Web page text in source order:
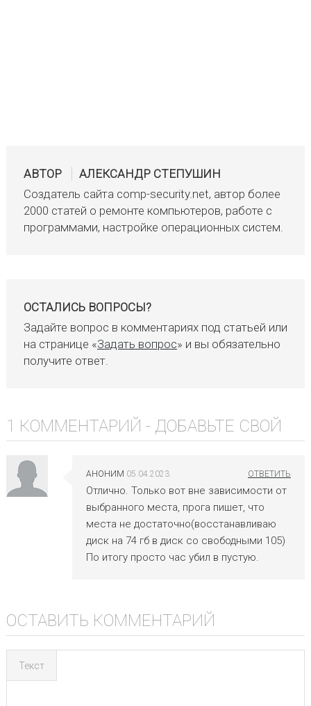
АВТОР
АЛЕКСАНДР СТЕПУШИН
Создатель сайта comp-security.net, автор более
2000 статей о ремонте компьютеров, работе с
программами, настройке операционных систем.
ОСТАЛИСЬ ВОПРОСЫ?
Задайте вопрос в комментариях под статьей или
на странице «Задать вопрос» и вы обязательно
получите ответ.
1 КОММЕНТАРИЙ - ДОБАВЬТЕ СВОЙ
АНОНИМ 05.04.2023
Отлично. Только вот вне зависимости от
выбранного места, прога пишет, что
места не достаточно(восстанавливаю
диск на 74 гб в диск со свободными 105)
По итогу просто час убил в пустую.
ОСТАВИТЬ КОММЕНТАРИЙ
Текст